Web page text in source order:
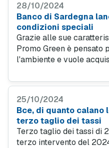
28/10/2024
Banco di Sardegna
condizioni speciali
Grazie alle sue
Promo Green è pensato
l'ambiente e vuole
dell'impatto ambientale.
25/10/2024
Bce, di quanto calano
terzo taglio dei tassi
Terzo taglio dei tassi di
terzo intervento del